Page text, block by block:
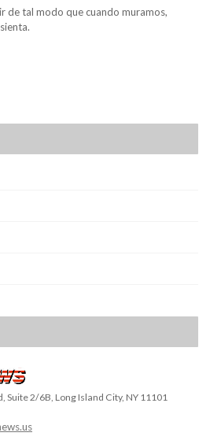
de tal modo que cuando muramos,
Suite 2/6B, Long Island City, NY 11101